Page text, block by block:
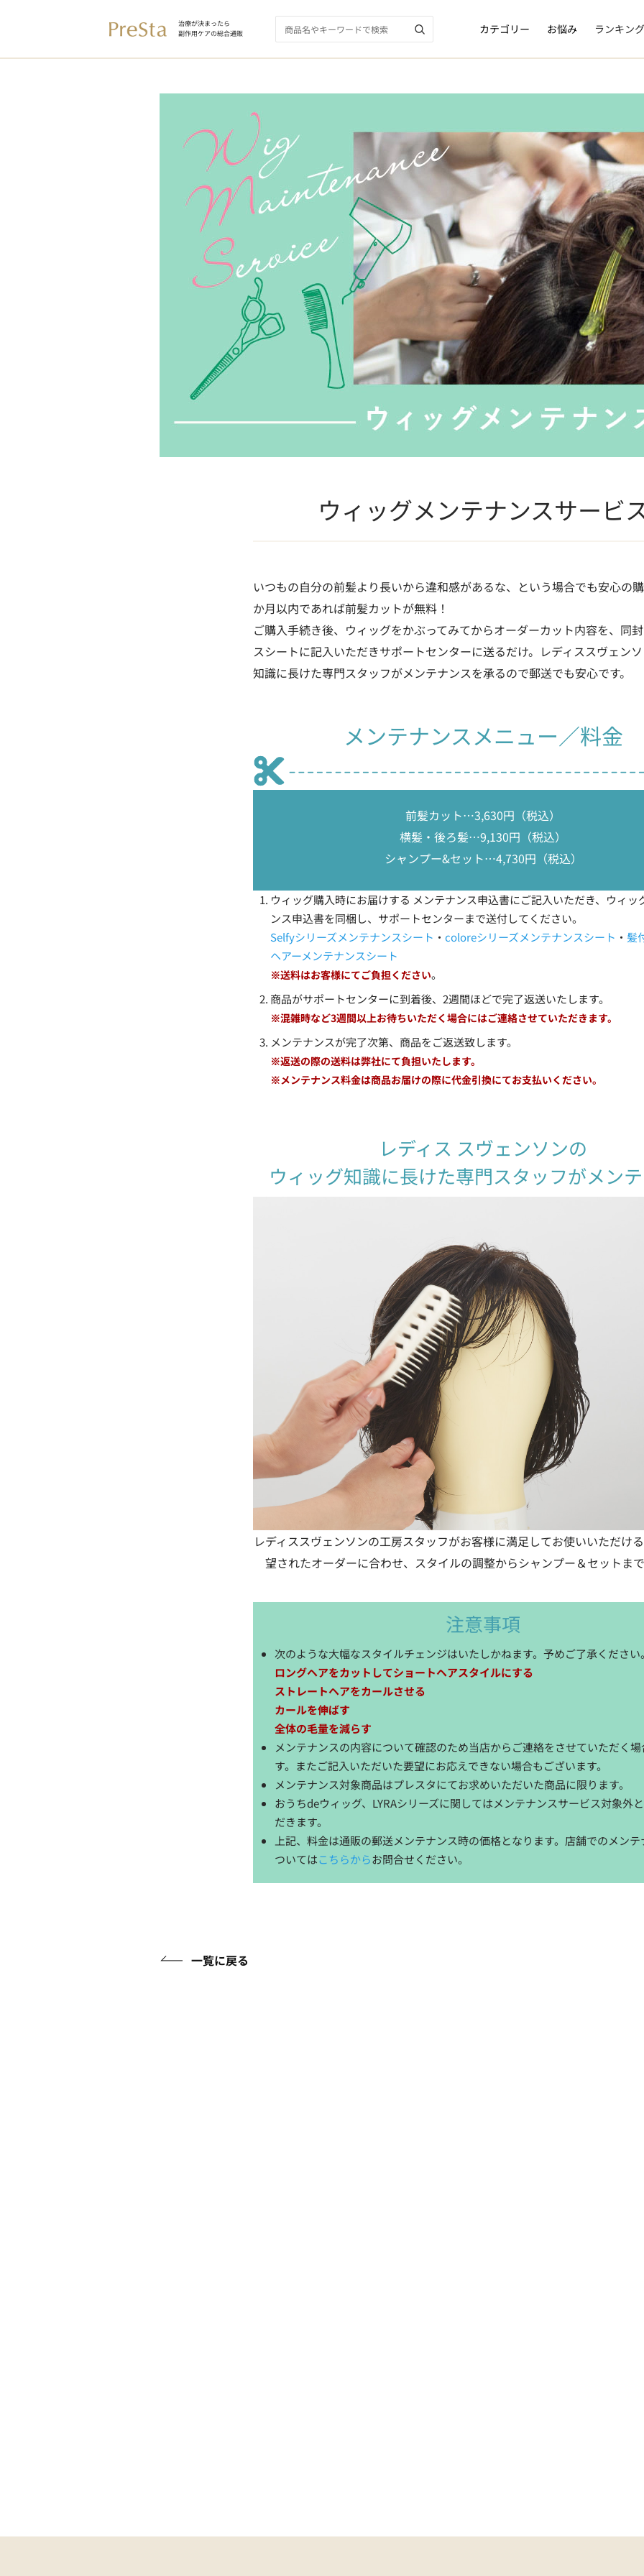
治療が決まったら
副作用ケアの総合通販
カテゴリー お悩み ランキング
ウィッグメンテナンスサービ
いつもの自分の前髪より長いから違和感があるな、という場合でも安心の
か月以内であれば前髪カットが無料！
ご購入手続き後、ウィッグをかぶってみてからオーダーカット内容を、同
スシートに記入いただきサポートセンターに送るだけ。レディススヴェン
知識に長けた専門スタッフがメンテナンスを承るので郵送でも安心です。
メンテナンスメニュー／料金
前髪カット…3,630円（税込）
横髪・後ろ髪…9,130円（税込）
シャンプー&セット…4,730円（税込）
ウィッグ購入時にお届けする メンテナンス申込書にご記入いただき、ウィッ
ンス申込書を同梱し、サポートセンターまで送付してください。
Selfyシリーズメンテナンスシート ・ coloreシリーズメンテナンスシート ・ 髪
ヘアーメンテナンスシート
※送料はお客様にてご負担ください。
商品がサポートセンターに到着後、2週間ほどで完了返送いたします。
※混雑時など3週間以上お待ちいただく場合にはご連絡させていただきます。
メンテナンスが完了次第、商品をご返送致します。
※返送の際の送料は弊社にて負担いたします。
※メンテナンス料金は商品お届けの際に代金引換にてお支払いください。
レディス スヴェンソンの
ウィッグ知識に長けた専門スタッフがメン
レディススヴェンソンの工房スタッフがお客様に満足してお使いいただけ
望されたオーダーに合わせ、スタイルの調整からシャンプー＆セットま
注意事項
次のような大幅なスタイルチェンジはいたしかねます。予めご了承ください
ロングヘアをカットしてショートヘアスタイルにする
ストレートヘアをカールさせる
カールを伸ばす
全体の毛量を減らす
メンテナンスの内容について確認のため当店からご連絡をさせていただく
す。またご記入いただいた要望にお応えできない場合もございます。
メンテナンス対象商品はプレスタにてお求めいただいた商品に限ります。
おうちdeウィッグ、LYRAシリーズに関してはメンテナンスサービス対象外
だきます。
上記、料金は通販の郵送メンテナンス時の価格となります。店舗でのメン
ついてはこちらからお問合せください。
一覧に戻る